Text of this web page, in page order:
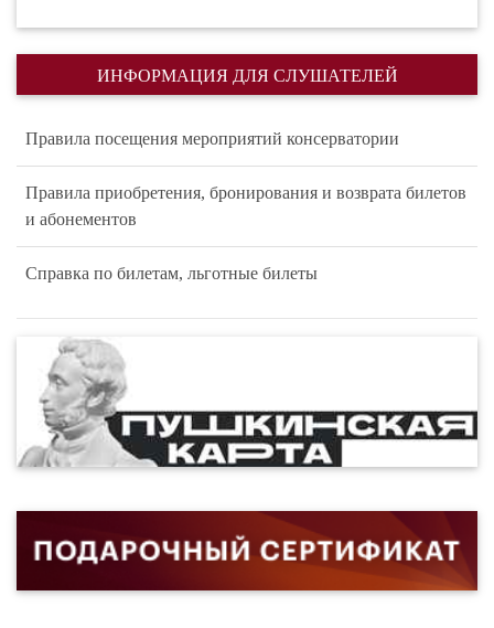
ИНФОРМАЦИЯ ДЛЯ СЛУШАТЕЛЕЙ
Правила посещения мероприятий консерватории
Правила приобретения, бронирования и возврата билетов
и абонементов
Справка по билетам, льготные билеты